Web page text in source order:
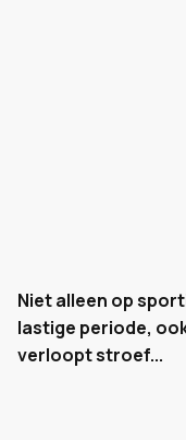
Niet alleen op
lastige periode,
verloopt stroef...